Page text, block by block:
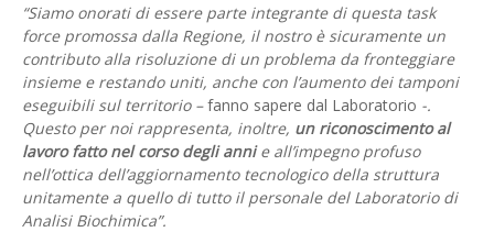
“Siamo onorati di essere parte integrante di questa task
force promossa dalla Regione, il nostro è sicuramente un
contributo alla risoluzione di un problema da fronteggiare
insieme e restando uniti, anche con l’aumento dei tamponi
eseguibili sul territorio –fanno sapere dal Laboratorio -.
Questo per noi rappresenta, inoltre, un riconoscimento al
lavoro fatto nel corso degli annie all’impegno profuso
nell’ottica dell’aggiornamento tecnologico della struttura
unitamente a quello di tutto il personale del Laboratorio di
Analisi Biochimica”.